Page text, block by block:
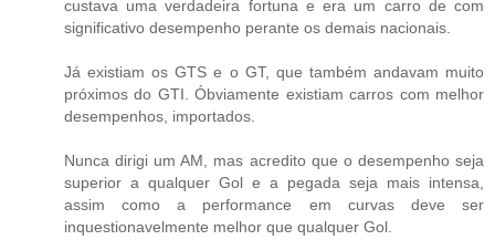
custava uma verdadeira fortuna e era um carro de com
significativo desempenho perante os demais nacionais.
Já existiam os GTS e o GT, que também andavam muito
próximos do GTI. Óbviamente existiam carros com melhor
desempenhos, importados.
Nunca dirigi um AM, mas acredito que o desempenho seja
superior a qualquer Gol e a pegada seja mais intensa,
assim como a performance em curvas deve ser
inquestionavelmente melhor que qualquer Gol.